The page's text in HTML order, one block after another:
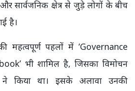
सार्वजनिक क्षेत्र से जुड़े लोगों के बीच
है।
महत्वपूर्ण पहलों में ‘Governance
भी शामिल है, जिसका विमोचन
ने किया था। इसके अलावा उनकी